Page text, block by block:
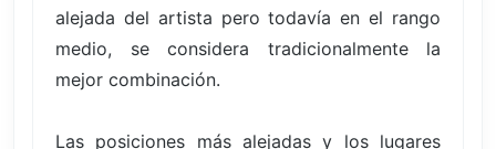
alejada del artista pero todavía en el rango
medio, se considera tradicionalmente la
mejor combinación.
Las posiciones más alejadas y los lugares